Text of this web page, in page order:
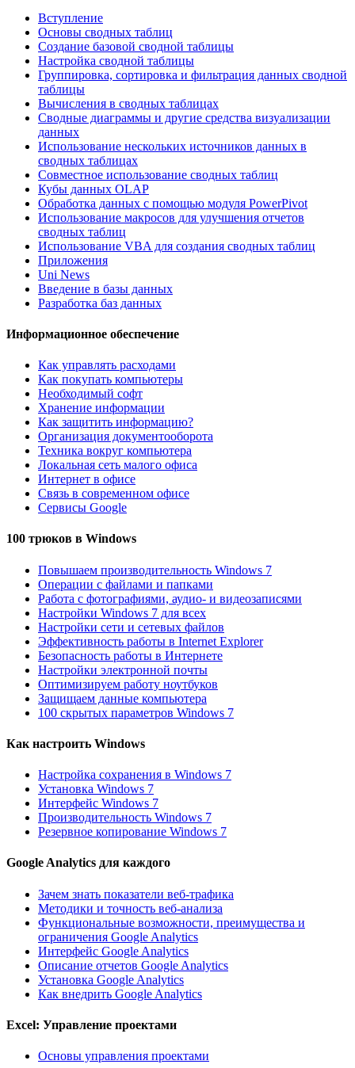
Вступление
Основы сводных таблиц
Создание базовой сводной таблицы
Настройка сводной таблицы
Группировка, сортировка и фильтрация данных сводной
таблицы
Вычисления в сводных таблицах
Сводные диаграммы и другие средства визуализации
данных
Использование нескольких источников данных в
сводных таблицах
Совместное использование сводных таблиц
Кубы данных OLAP
Обработка данных с помощью модуля PowerPivot
Использование макросов для улучшения отчетов
сводных таблиц
Использование VBA для создания сводных таблиц
Приложения
Uni News
Введение в базы данных
Разработка баз данных
Информационное обеспечение
Как управлять расходами
Как покупать компьютеры
Необходимый софт
Хранение информации
Как защитить информацию?
Организация документооборота
Техника вокруг компьютера
Локальная сеть малого офиса
Интернет в офисе
Связь в современном офисе
Сервисы Google
100 трюков в Windows
Повышаем производительность Windows 7
Операции с файлами и папками
Работа с фотографиями, аудио- и видеозаписями
Настройки Windows 7 для всех
Настройки сети и сетевых файлов
Эффективность работы в Internet Explorer
Безопасность работы в Интернете
Настройки электронной почты
Оптимизируем работу ноутбуков
Защищаем данные компьютера
100 скрытых параметров Windows 7
Как настроить Windows
Настройка сохранения в Windows 7
Установка Windows 7
Интерфейс Windows 7
Производительность Windows 7
Резервное копирование Windows 7
Google Analytics для каждого
Зачем знать показатели веб-трафика
Методики и точность веб-анализа
Функциональные возможности, преимущества и
ограничения Google Analytics
Интерфейс Google Analytics
Описание отчетов Google Analytics
Установка Google Analytics
Как внедрить Google Analytics
Excel: Управление проектами
Основы управления проектами